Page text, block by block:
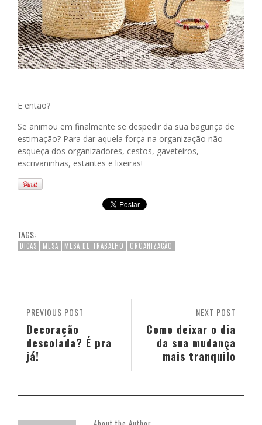
E então?
Se animou em finalmente se despedir da sua bagunça de
estimação? Para dar aquela força na organização não
esqueça dos organizadores, cestos, gaveteiros,
escrivaninhas, estantes e lixeiras!
TAGS:
DICAS MESA MESA DE TRABALHO ORGANIZAÇÃO
NEXT POST
Como deixar o dia
da sua mudança
mais tranquilo
PREVIOUS POST
Decoração
descolada? É pra
já!